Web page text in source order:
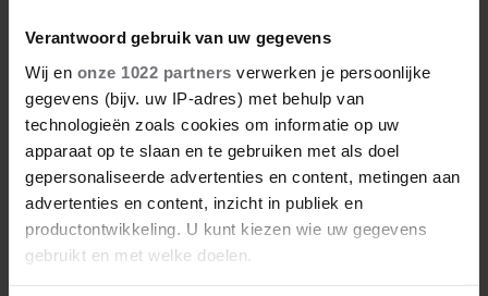
Verantwoord gebruik van uw gegevens
Wij en onze 1022 partners verwerken je persoonlijke
gegevens (bijv. uw IP-adres) met behulp van
technologieën zoals cookies om informatie op uw
apparaat op te slaan en te gebruiken met als doel
gepersonaliseerde advertenties en content, metingen aan
advertenties en content, inzicht in publiek en
productontwikkeling. U kunt kiezen wie uw gegevens
gebruikt en met welke doelen.